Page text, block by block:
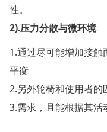
性。
2).压力分散与微环境
1.通过尽可能增加接
平衡
2.另外轮椅和使用者
3.需求，且能根据其活